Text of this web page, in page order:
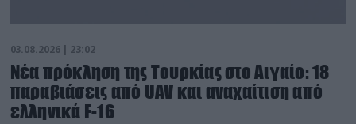
03.08.2026 | 23:02
Νέα πρόκληση της Τουρκίας στο Αιγαίο: 18
παραβιάσεις από UAV και αναχαίτιση από
ελληνικά F-16